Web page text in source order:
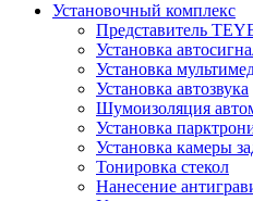
Установочный комплекс
Представитель
Установка
Установка
Установка автозвука
Шумоизоляция
Установка
Установка камеры
Тонировка стекол
Нанесение